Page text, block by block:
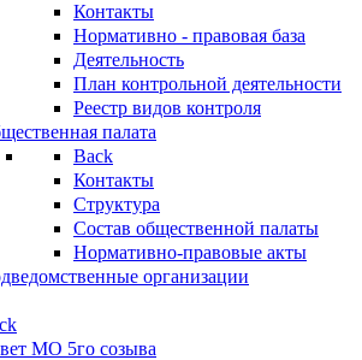
Контакты
Нормативно - правовая база
Деятельность
План контрольной деятельности
Реестр видов контроля
палата
Back
Контакты
Структура
Состав общественной палаты
Нормативно-правовые акты
организации
МО 5го созыва